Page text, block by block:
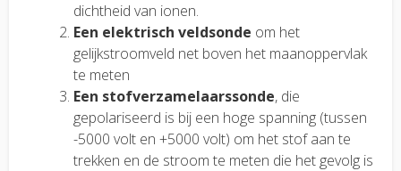
dichtheid van ionen.
Een elektrisch veldsonde om het
gelijkstroomveld net boven het maanoppervlak
te meten
Een stofverzamelaarssonde, die
gepolariseerd is bij een hoge spanning (tussen
-5000 volt en +5000 volt) om het stof aan te
trekken en de stroom te meten die het gevolg is